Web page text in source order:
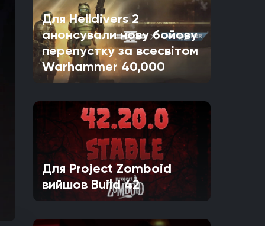
Для Helldivers 2
анонсували нову бойову
перепустку за всесвітом
Warhammer 40,000
Для Project Zomboid
вийшов Build 42